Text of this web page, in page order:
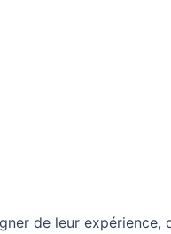
de leur